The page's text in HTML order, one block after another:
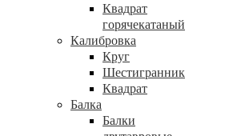
Квадрат
горячекатаный
Калибровка
Круг
Шестигранник
Квадрат
Балка
Балки